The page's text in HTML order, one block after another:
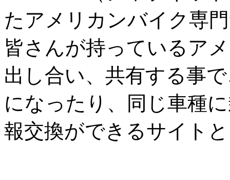
たアメリカンバイク専
皆さんが持っているア
出し合い、共有する事
になったり、同じ車種
報交換ができるサイト